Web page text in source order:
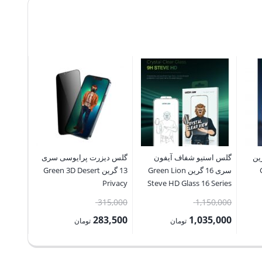
عدد
13 گرین
گلس استیو شفاف آیفون
سری 16 گرین Green Lion
Steve HD Glass 16 Series
1,150,000قیمت
اصلی:
بود.
1,035,000 تومان
گلس دیزرت پرایوسی سری
13 گرین Green 3D Desert
Privacy
315,000قیمت
اصلی:
بود.
283,500 تومان